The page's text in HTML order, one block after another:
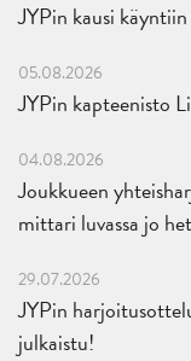
JYPin kausi
05.08.2026
JYPin kapteenisto
04.08.2026
Joukkueen
mittari luvassa jo
29.07.2026
JYPin
julkaistu!